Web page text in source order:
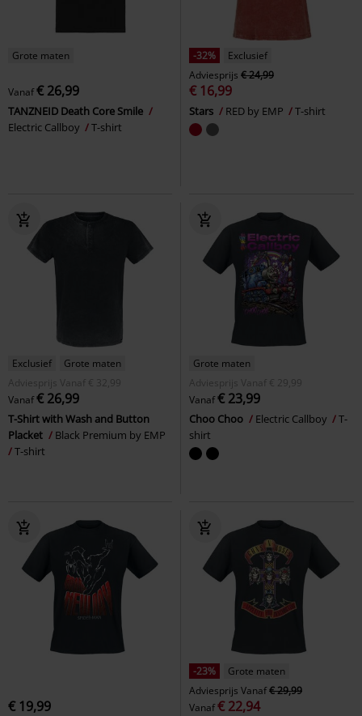
Grote maten
Vanaf€ 26,99
TANZNEID Death Core Smile
Electric Callboy
T-shirt
-32%
Exclusief
Adviesprijs € 24,99
€ 16,99
Stars RED by EMP T-shirt
Exclusief
Grote maten
Adviesprijs
Vanaf € 32,99
Vanaf€ 26,99
T-Shirt with Wash and Button
Placket
Black Premium by EMP
T-shirt
Grote maten
Adviesprijs
Vanaf € 29,99
Vanaf€ 23,99
Choo Choo Electric Callboy
T-
shirt
€ 19,99
-23%
Grote maten
Adviesprijs Vanaf€ 29,99
Vanaf€ 22,94